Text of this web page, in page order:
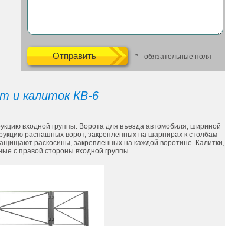
* - обязательные поля
и калиток КВ-6
входной группы. Ворота для въезда автомобиля, шириной
распашных ворот, закрепленных на шарнирах к столбам
раскосины, закрепленных на каждой воротине. Калитки,
с правой стороны входной группы.